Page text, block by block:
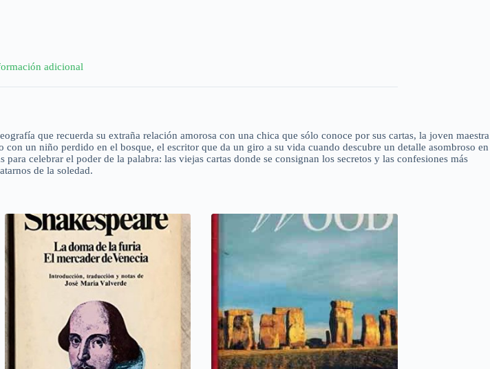
adicional
que recuerda su extraña relación amorosa con una chica que sólo conoce por sus cartas, la joven maestra
un niño perdido en el bosque, el escritor que da un giro a su vida cuando descubre un detalle asombroso en
celebrar el poder de la palabra: las viejas cartas donde se consignan los secretos y las confesiones más
de la soledad.